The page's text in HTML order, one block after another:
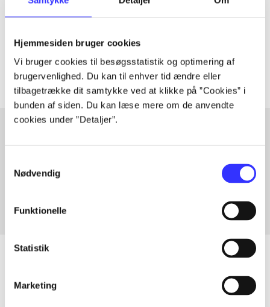
Hjemmesiden bruger cookies
Vi bruger cookies til besøgsstatistik og optimering af
brugervenlighed. Du kan til enhver tid ændre eller
tilbagetrække dit samtykke ved at klikke på ”Cookies” i
bunden af siden. Du kan læse mere om de anvendte
cookies under ”Detaljer”.
Nødvendig
Funktionelle
Statistik
Marketing
lorem ipsum dolor sit amet ...
Artiklerne i handler ofte om
Fra
Artikler